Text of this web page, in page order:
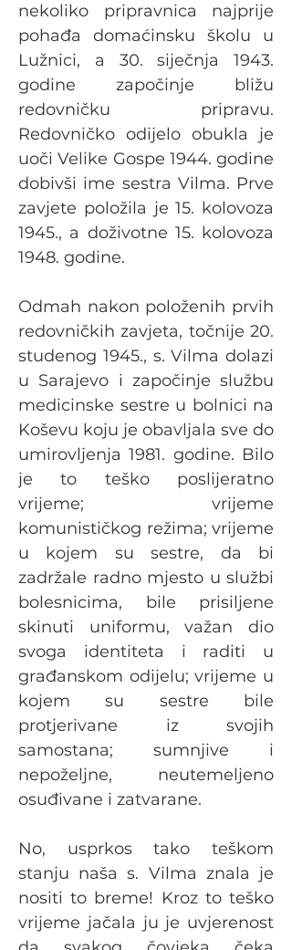
nekoliko pripravnica najprije
pohađa domaćinsku školu u
Lužnici, a 30. siječnja 1943.
godine započinje bližu
redovničku pripravu.
Redovničko odijelo obukla je
uoči Velike Gospe 1944. godine
dobivši ime sestra Vilma. Prve
zavjete položila je 15. kolovoza
1945., a doživotne 15. kolovoza
1948. godine.
Odmah nakon položenih prvih
redovničkih zavjeta, točnije 20.
studenog 1945., s. Vilma dolazi
u Sarajevo i započinje službu
medicinske sestre u bolnici na
Koševu koju je obavljala sve do
umirovljenja 1981. godine. Bilo
je to teško poslijeratno
vrijeme; vrijeme
komunističkog režima; vrijeme
u kojem su sestre, da bi
zadržale radno mjesto u službi
bolesnicima, bile prisiljene
skinuti uniformu, važan dio
svoga identiteta i raditi u
građanskom odijelu; vrijeme u
kojem su sestre bile
protjerivane iz svojih
samostana; sumnjive i
nepoželjne, neutemeljeno
osuđivane i zatvarane.
No, usprkos tako teškom
stanju naša s. Vilma znala je
nositi to breme! Kroz to teško
vrijeme jačala ju je uvjerenost